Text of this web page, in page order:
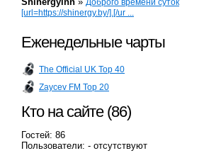
[url=https://shinergy.by/].[/ur ...
Еженедельные чарты
The Official UK Top 40
Zaycev FM Top 20
Кто на сайте (86)
Гостей: 86
Пользователи: - отсутствуют